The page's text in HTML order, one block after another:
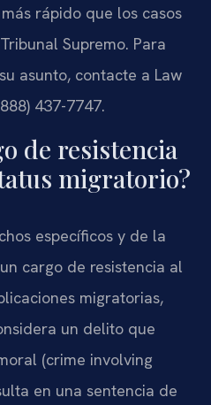
rápido que los casos
Supremo. Para
asunto, contacte a Law
437-7747.
de resistencia
migratorio?
específicos y de la
cargo de resistencia al
migratorias,
un delito que
(crime involving
en una sentencia de